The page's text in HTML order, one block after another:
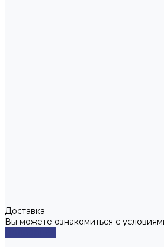
Доставка
Вы можете ознакомиться с